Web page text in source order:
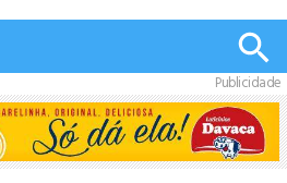
Publicidade